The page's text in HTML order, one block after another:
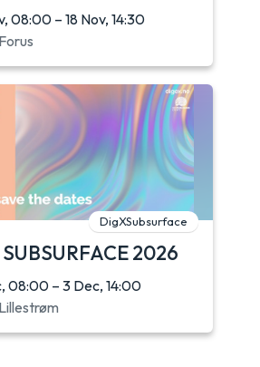
08:00 – 18 Nov, 14:30
DigXSubsurface
2026
08:00 – 3 Dec, 14:00